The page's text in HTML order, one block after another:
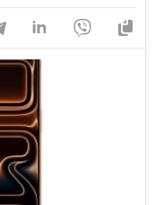
играет, работает с
интернета. Сколько